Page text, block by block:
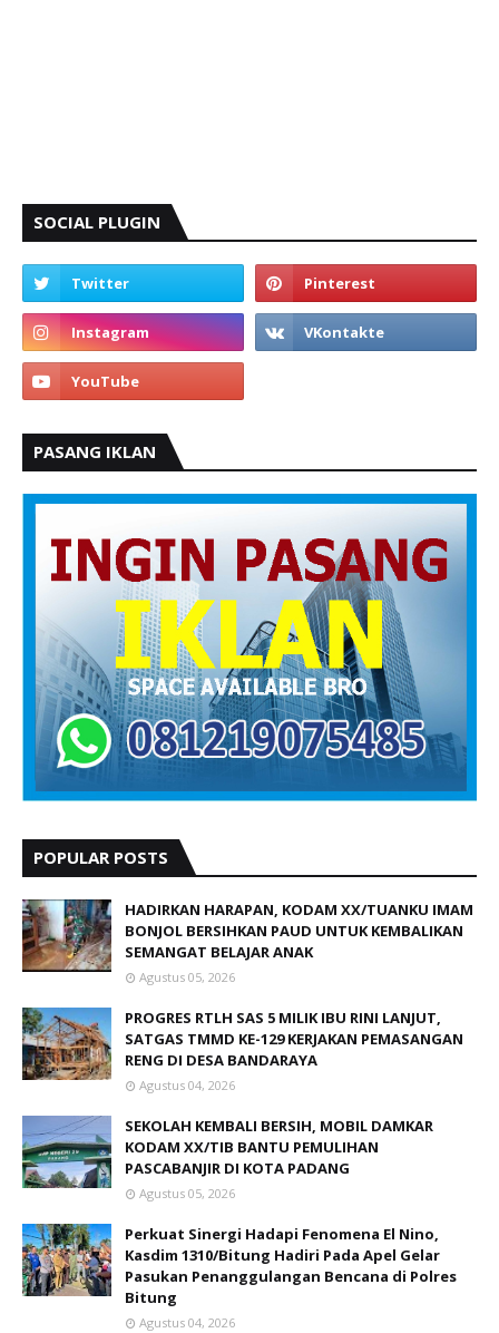
SOCIAL PLUGIN
PASANG IKLAN
POPULAR POSTS
HADIRKAN HARAPAN, KODAM XX/TUANKU IMAM
BONJOL BERSIHKAN PAUD UNTUK KEMBALIKAN
SEMANGAT BELAJAR ANAK
Agustus 05, 2026
PROGRES RTLH SAS 5 MILIK IBU RINI LANJUT,
SATGAS TMMD KE-129 KERJAKAN PEMASANGAN
RENG DI DESA BANDARAYA
Agustus 04, 2026
SEKOLAH KEMBALI BERSIH, MOBIL DAMKAR
KODAM XX/TIB BANTU PEMULIHAN
PASCABANJIR DI KOTA PADANG
Agustus 05, 2026
Perkuat Sinergi Hadapi Fenomena El Nino,
Kasdim 1310/Bitung Hadiri Pada Apel Gelar
Pasukan Penanggulangan Bencana di Polres
Bitung
Agustus 04, 2026